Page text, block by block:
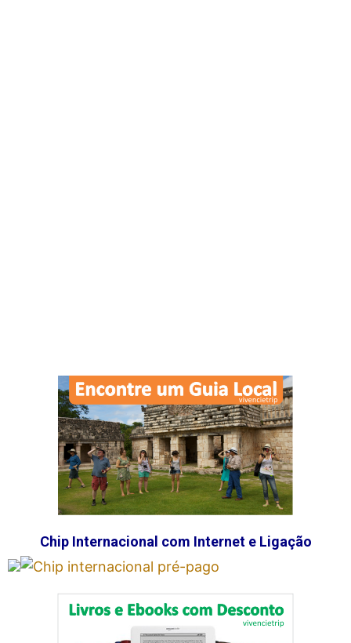
Chip Internacional com Internet e Ligação